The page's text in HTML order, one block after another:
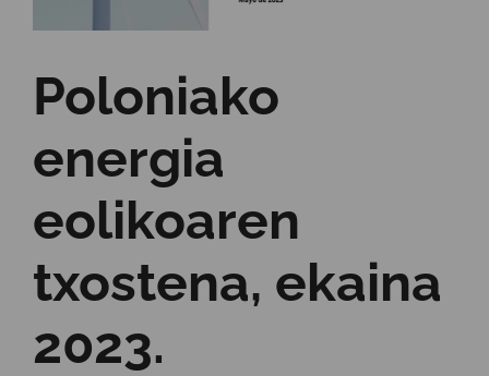
Poloniako
energia
eolikoaren
txostena, ekaina
2023.